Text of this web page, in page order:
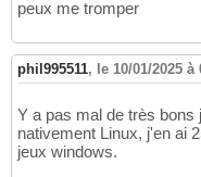
peux me tromper
phil995511, le 10/01/2025 à
Y a pas mal de très bons
nativement Linux, j'en ai
jeux windows.